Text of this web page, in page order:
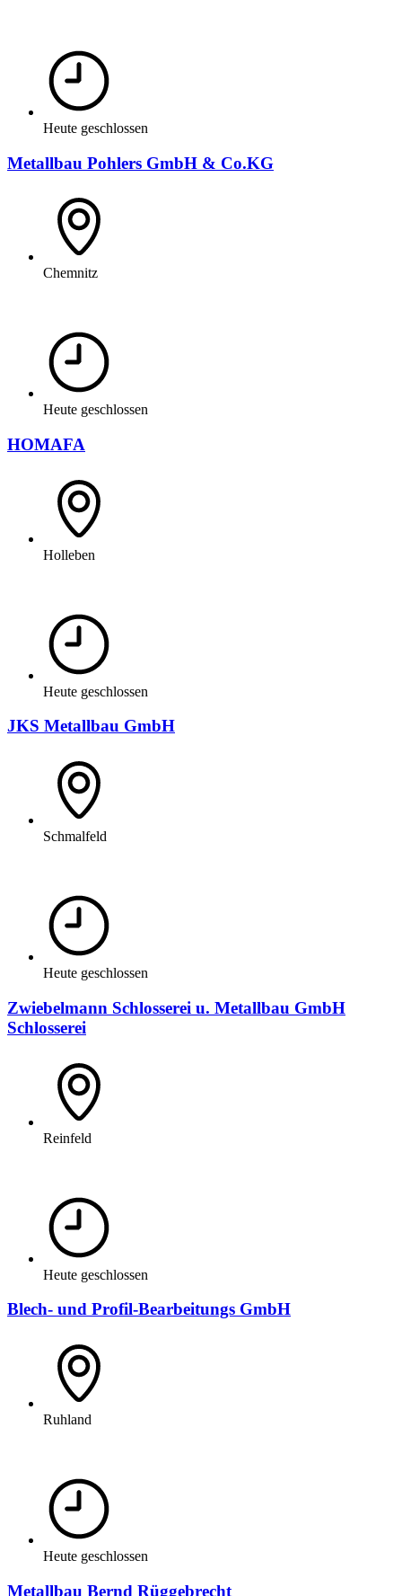
Heute geschlossen
Metallbau Pohlers GmbH & Co.KG
Chemnitz
Heute geschlossen
HOMAFA
Holleben
Heute geschlossen
JKS Metallbau GmbH
Schmalfeld
Heute geschlossen
Zwiebelmann Schlosserei u. Metallbau GmbH
Schlosserei
Reinfeld
Heute geschlossen
Blech- und Profil-Bearbeitungs GmbH
Ruhland
Heute geschlossen
Metallbau Bernd Rüggebrecht